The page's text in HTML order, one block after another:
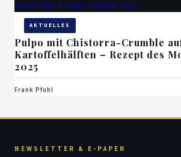
AKTUELLES
Pulpo mit Chistorra-Crumble
Kartoffelhälften – Rezept des
2025
Frank Pfuhl
NEWSLETTER & E-PAPER